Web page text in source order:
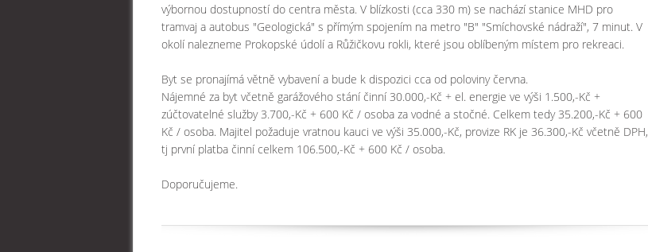
výbornou dostupností do centra města. V blízkosti (cca 330 m) se nachází stanice MHD pro
tramvaj a autobus "Geologická" s přímým spojením na metro "B" "Smíchovské nádraží", 7 minut. V
okolí nalezneme Prokopské údolí a Růžičkovu rokli, které jsou oblíbeným místem pro rekreaci.
Byt se pronajímá větně vybavení a bude k dispozici cca od poloviny června.
Nájemné za byt včetně garážového stání činní 30.000,-Kč + el. energie ve výši 1.500,-Kč +
zúčtovatelné služby 3.700,-Kč + 600 Kč / osoba za vodné a stočné. Celkem tedy 35.200,-Kč + 600
Kč / osoba. Majitel požaduje vratnou kauci ve výši 35.000,-Kč, provize RK je 36.300,-Kč včetně DPH,
tj první platba činní celkem 106.500,-Kč + 600 Kč / osoba.
Doporučujeme.